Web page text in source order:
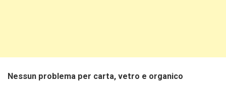
Nessun problema per carta, vetro e organico